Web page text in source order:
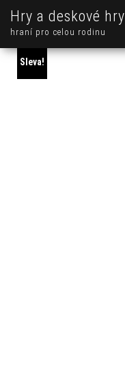
Hry a deskové hry
hraní pro celou rodinu
Sleva!